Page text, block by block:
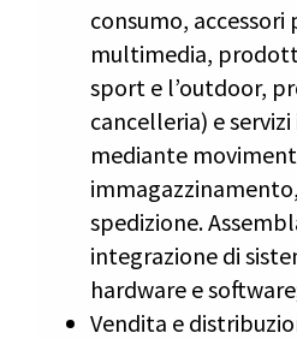
consumo,
multimedia,
sport e l’outdoor,
cancelleria) e
mediante
spedizione.
integrazione di
hardware e
Vendita e